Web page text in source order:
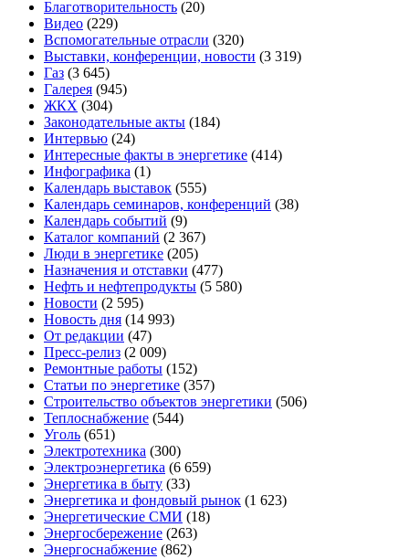
Благотворительность (20)
Видео (229)
Вспомогательные отрасли (320)
Выставки, конференции, новости (3 319)
Газ (3 645)
Галерея (945)
ЖКХ (304)
Законодательные акты (184)
Интервью (24)
Интересные факты в энергетике (414)
Инфографика (1)
Календарь выставок (555)
Календарь семинаров, конференций (38)
Календарь событий (9)
Каталог компаний (2 367)
Люди в энергетике (205)
Назначения и отставки (477)
Нефть и нефтепродукты (5 580)
Новости (2 595)
Новость дня (14 993)
От редакции (47)
Пресс-релиз (2 009)
Ремонтные работы (152)
Статьи по энергетике (357)
Строительство объектов энергетики (506)
Теплоснабжение (544)
Уголь (651)
Электротехника (300)
Электроэнергетика (6 659)
Энергетика в быту (33)
Энергетика и фондовый рынок (1 623)
Энергетические СМИ (18)
Энергосбережение (263)
Энергоснабжение (862)